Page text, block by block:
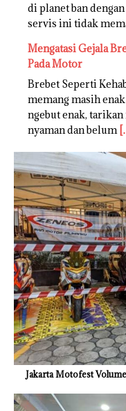
di planet ban
servis ini tidak
Mengatasi Gejala
Pada Motor
Brebet Seperti
memang masih
ngebut enak,
nyaman dan belum
Jakarta Motofest